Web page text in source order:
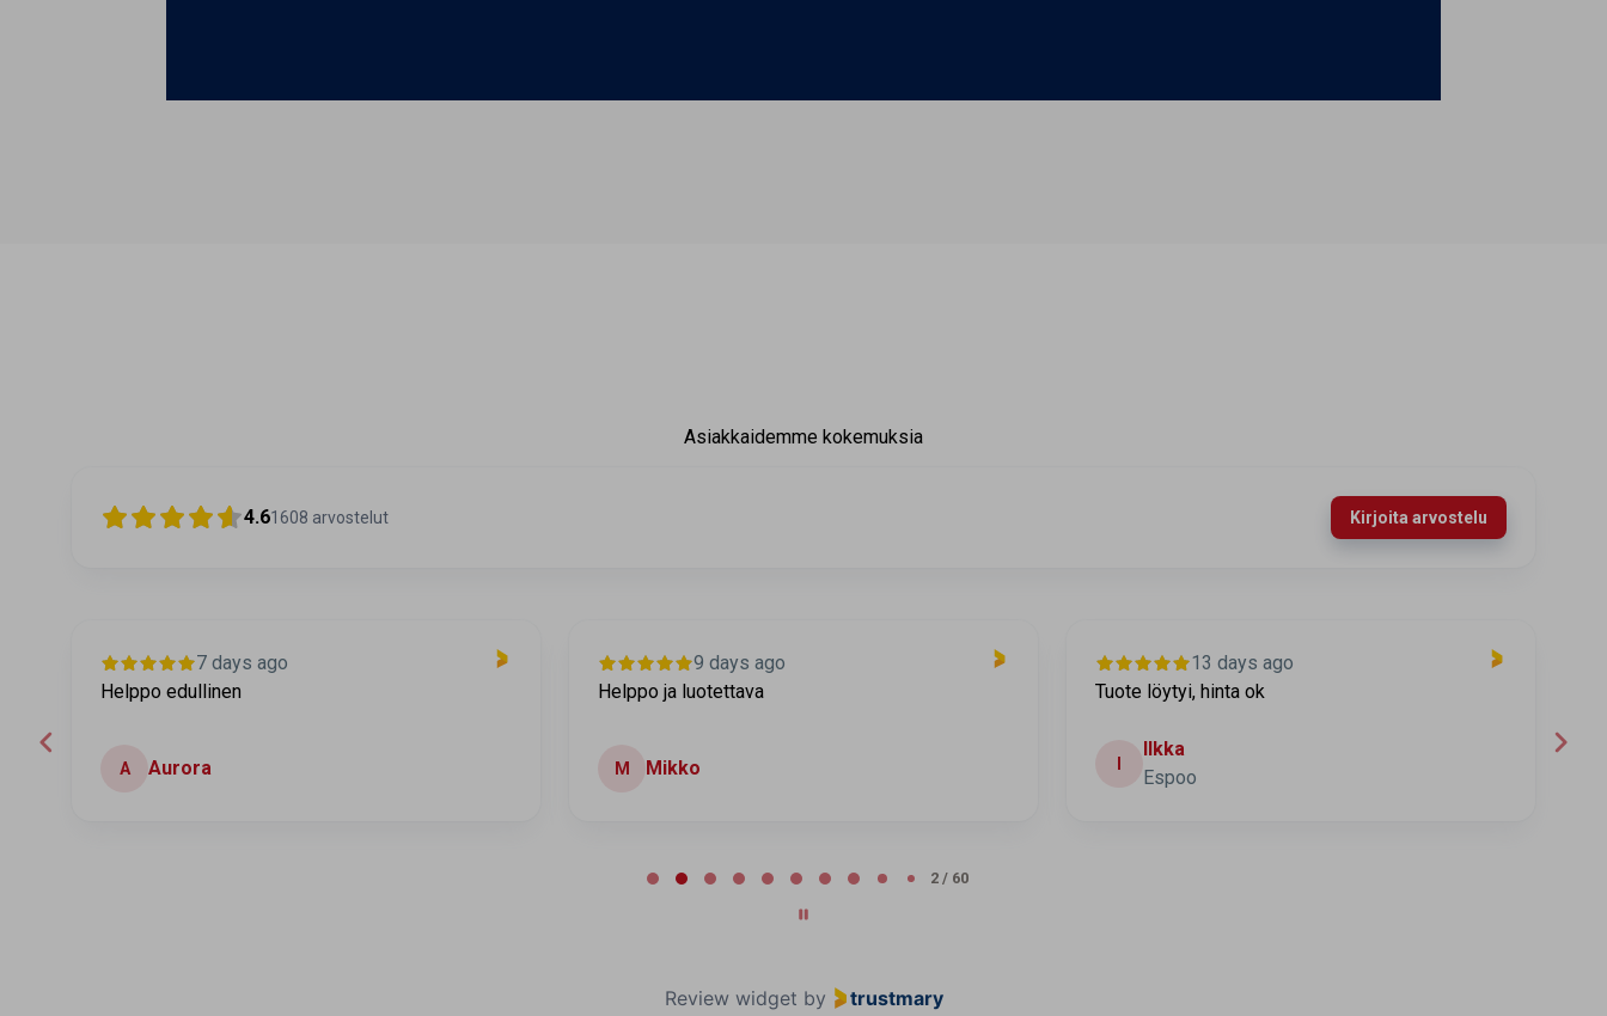
Asiakkaidemme kokemuksia
4.61608 arvostelut Kirjoita arvostelu
7 days ago
Helppo edullinen
A Aurora
9 days ago
Helppo ja luotettava
M Mikko
13 days ago
Tuote löytyi, hinta ok
Ilkka
Espoo
2 / 60
Review widget by trustmary